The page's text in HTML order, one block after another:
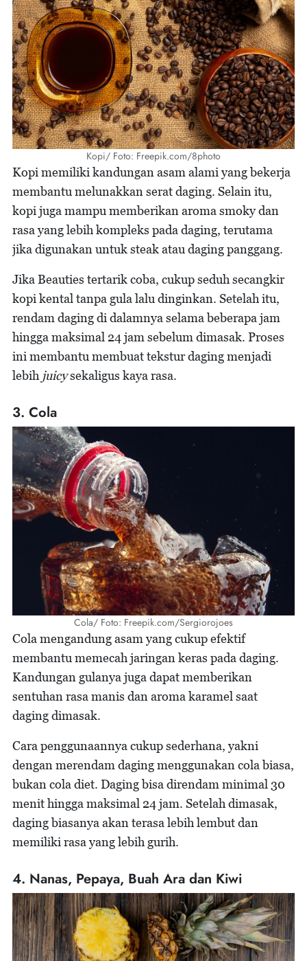
Kopi/ Foto: Freepik.com/8photo
Kopi memiliki kandungan asam alami yang bekerja
membantu melunakkan serat daging. Selain itu,
kopi juga mampu memberikan aroma smoky dan
rasa yang lebih kompleks pada daging, terutama
jika digunakan untuk steak atau daging panggang.
Jika Beauties tertarik coba, cukup seduh secangkir
kopi kental tanpa gula lalu dinginkan. Setelah itu,
rendam daging di dalamnya selama beberapa jam
hingga maksimal 24 jam sebelum dimasak. Proses
ini membantu membuat tekstur daging menjadi
lebih juicysekaligus kaya rasa.
3. Cola
Cola/ Foto: Freepik.com/Sergiorojoes
Cola mengandung asam yang cukup efektif
membantu memecah jaringan keras pada daging.
Kandungan gulanya juga dapat memberikan
sentuhan rasa manis dan aroma karamel saat
daging dimasak.
Cara penggunaannya cukup sederhana, yakni
dengan merendam daging menggunakan cola biasa,
bukan cola diet. Daging bisa direndam minimal 30
menit hingga maksimal 24 jam. Setelah dimasak,
daging biasanya akan terasa lebih lembut dan
memiliki rasa yang lebih gurih.
4. Nanas, Pepaya, Buah Ara dan Kiwi